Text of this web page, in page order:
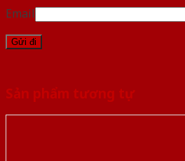
Email
Sản phẩm tương tự